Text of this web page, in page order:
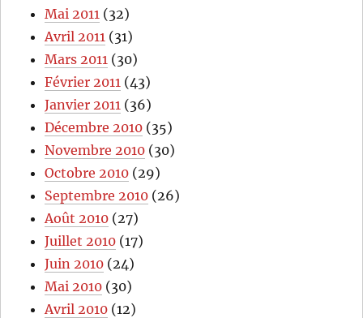
Mai 2011 (32)
Avril 2011 (31)
Mars 2011 (30)
Février 2011 (43)
Janvier 2011 (36)
Décembre 2010 (35)
Novembre 2010 (30)
Octobre 2010 (29)
Septembre 2010 (26)
Août 2010 (27)
Juillet 2010 (17)
Juin 2010 (24)
Mai 2010 (30)
Avril 2010 (12)